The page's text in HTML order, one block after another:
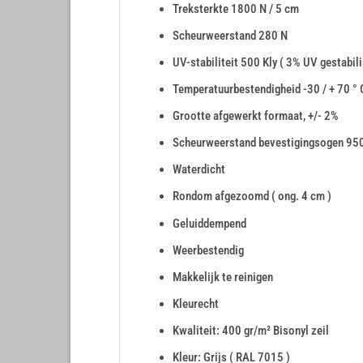
Treksterkte 1800 N / 5 cm
Scheurweerstand 280 N
UV-stabiliteit 500 Kly ( 3% UV
Temperatuurbestendigheid -30 / + 70 °
Grootte afgewerkt formaat, +/- 2%
Scheurweerstand bevestigingsogen
Waterdicht
Rondom afgezoomd ( ong. 4 cm )
Geluiddempend
Weerbestendig
Makkelijk te reinigen
Kleurecht
Kwaliteit: 400 gr/m² Bisonyl zeil
Kleur: Grijs ( RAL 7015 )